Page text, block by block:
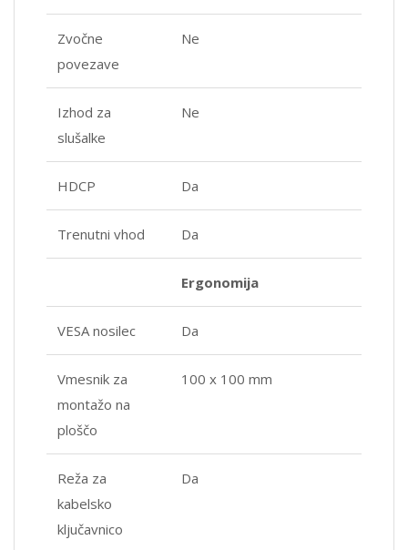
Zvočne
povezave
Ne
Izhod za
slušalke
Ne
HDCP Da
Trenutni vhod Da
Ergonomija
VESA nosilec Da
Vmesnik za
montažo na
ploščo
100 x 100 mm
Reža za
kabelsko
ključavnico
Da